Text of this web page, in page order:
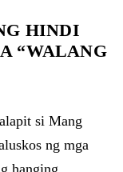
HINDI
“WALANG
si Mang
ng mga